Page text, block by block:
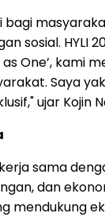
sosial.
One’,
Saya
ujar Kojin
sama
dan
mendukung